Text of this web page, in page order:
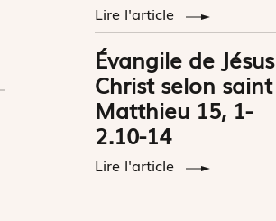
Lire l'article
Évangile de Jésus
Christ selon saint
Matthieu 15, 1-
2.10-14
Lire l'article